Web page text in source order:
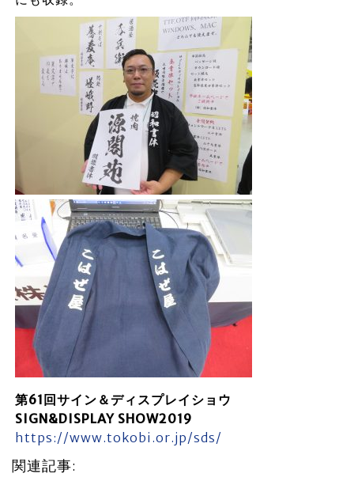
第61回サイン＆ディスプレイショウ
SIGN&DISPLAY SHOW2019
https://www.tokobi.or.jp/sds/
関連記事: